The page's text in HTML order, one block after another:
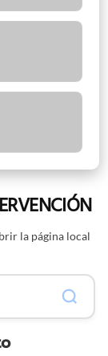
la página local